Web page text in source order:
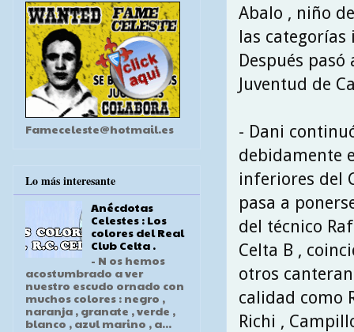
Abalo , niño
las categorías
Después
Juventud de
- Dani
debidamente
inferiores del
pasa a
del técnico
Celta B ,
otros
calidad como
Richi ,
Fameceleste@hotmail.es
Lo más interesante
Anécdotas
Celestes : Los
colores del Real
Club Celta .
- N os hemos
acostumbrado a ver
nuestro escudo ornado con
muchos colores : negro ,
naranja , granate , verde ,
blanco , azul marino , a...